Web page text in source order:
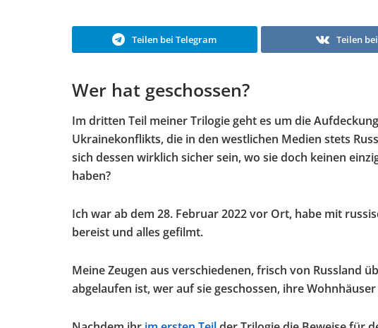
Teilen bei Telegram Teilen
Wer hat geschossen?
Im dritten Teil meiner Trilogie geht es um die
Ukrainekonflikts, die in den westlichen Medien stets
sich dessen wirklich sicher sein, wo sie doch keinen
haben?
Ich war ab dem 28. Februar 2022 vor Ort, habe mit
bereist und alles gefilmt.
Meine Zeugen aus verschiedenen, frisch von Russland
abgelaufen ist, wer auf sie geschossen, ihre